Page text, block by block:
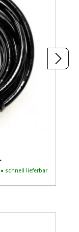
● schnell lieferbar